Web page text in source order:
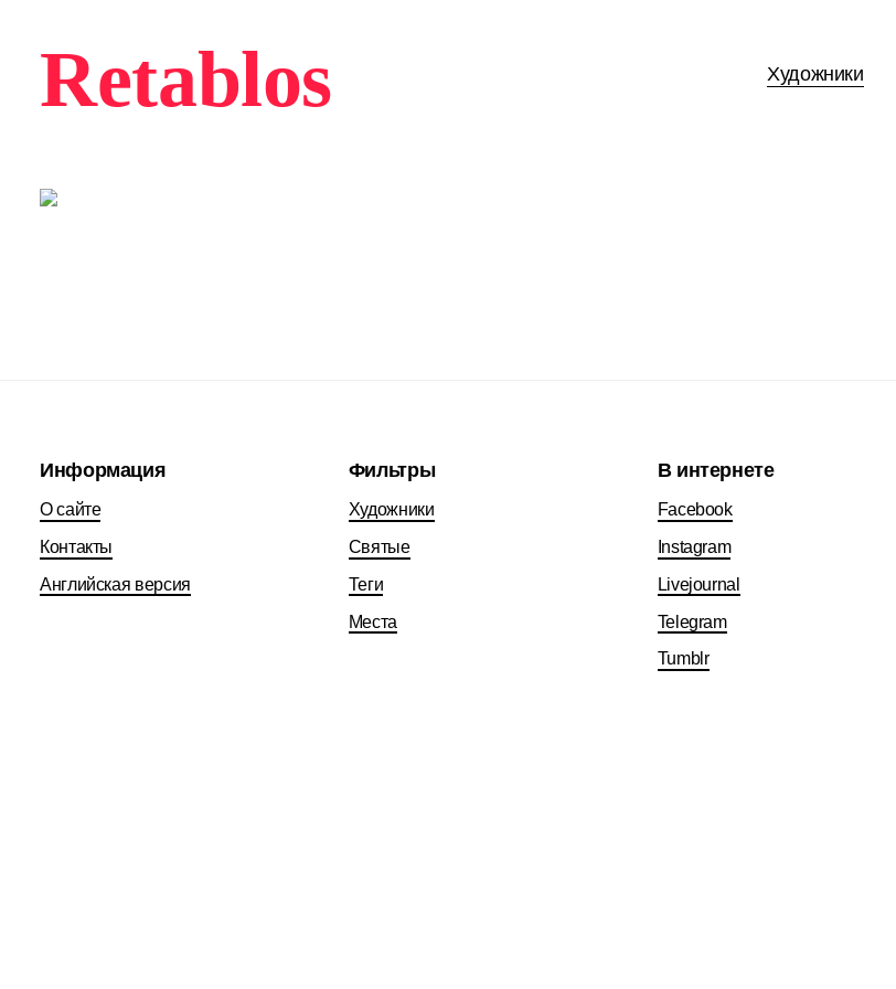
Retablos Художники
Информация
О сайте
Контакты
Английская версия
Фильтры
Художники
Святые
Теги
Места
В интернете
Facebook
Instagram
Livejournal
Telegram
Tumblr